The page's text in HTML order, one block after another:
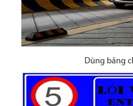
Dùng bảng